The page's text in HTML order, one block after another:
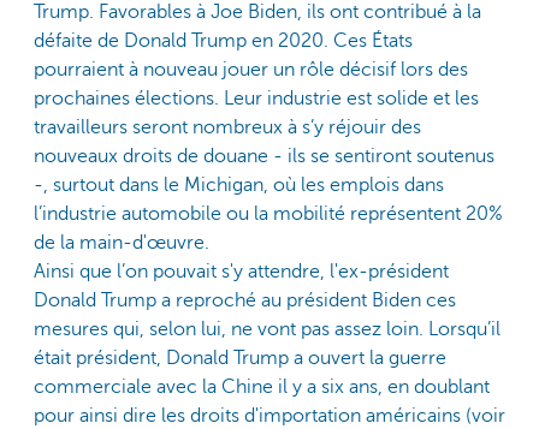
Trump. Favorables à Joe Biden, ils ont contribué à la
défaite de Donald Trump en 2020. Ces États
pourraient à nouveau jouer un rôle décisif lors des
prochaines élections. Leur industrie est solide et les
travailleurs seront nombreux à s’y réjouir des
nouveaux droits de douane - ils se sentiront soutenus
-, surtout dans le Michigan, où les emplois dans
l’industrie automobile ou la mobilité représentent 20%
de la main-d'œuvre.
Ainsi que l’on pouvait s'y attendre, l'ex-président
Donald Trump a reproché au président Biden ces
mesures qui, selon lui, ne vont pas assez loin. Lorsqu’il
était président, Donald Trump a ouvert la guerre
commerciale avec la Chine il y a six ans, en doublant
pour ainsi dire les droits d'importation américains (voir